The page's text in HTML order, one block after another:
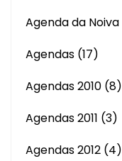
Agenda da Noiva
Agendas (17)
Agendas 2010 (8)
Agendas 2011 (3)
Agendas 2012 (4)